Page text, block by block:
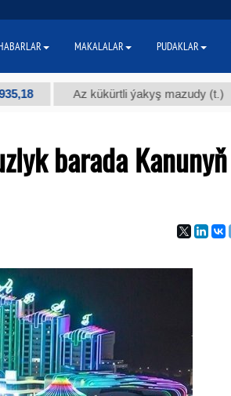
Az kükürtli ýakyş mazudy (t.) $300
barada Kanunyň
MAKALALAR PUDAKLAR